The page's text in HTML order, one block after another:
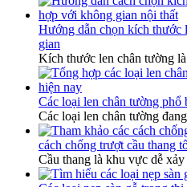
Hướng dẫn chọn kích thước
gian
Kích thước len chân tường
Các loại len chân tường phổ
Các loại len chân tường
cách chống trượt cầu thang
Cầu thang là khu vực dễ xảy